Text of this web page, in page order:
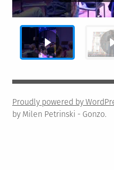
Proudly powered by
by Milen Petrinski - Gonzo.